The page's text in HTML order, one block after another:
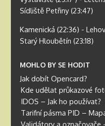
Sídliště Petřiny (23:47)
Kamenická (22:36) -
Starý Hloubětín (23:18)
MOHLO BY SE HODIT
Jak dobít Opencard?
Kde udělat průkazové
IDOS – Jak ho používat?
Tarifní pásma PID –